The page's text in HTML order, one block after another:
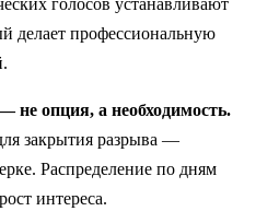
делает профессиональную
не опция, а необходимость.
закрытия разрыва —
Распределение по дням
интереса.